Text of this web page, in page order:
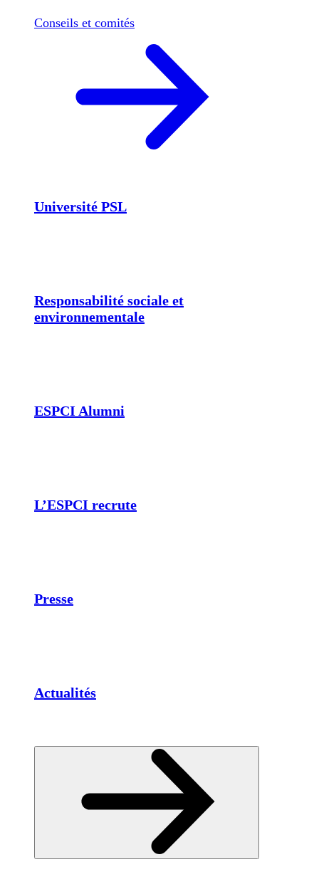
Conseils et comités
Université PSL
Responsabilité sociale et
environnementale
ESPCI Alumni
L’ESPCI recrute
Presse
Actualités